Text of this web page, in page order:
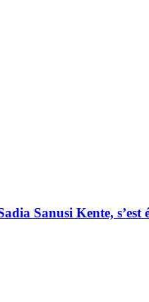
Sanusi Kente,